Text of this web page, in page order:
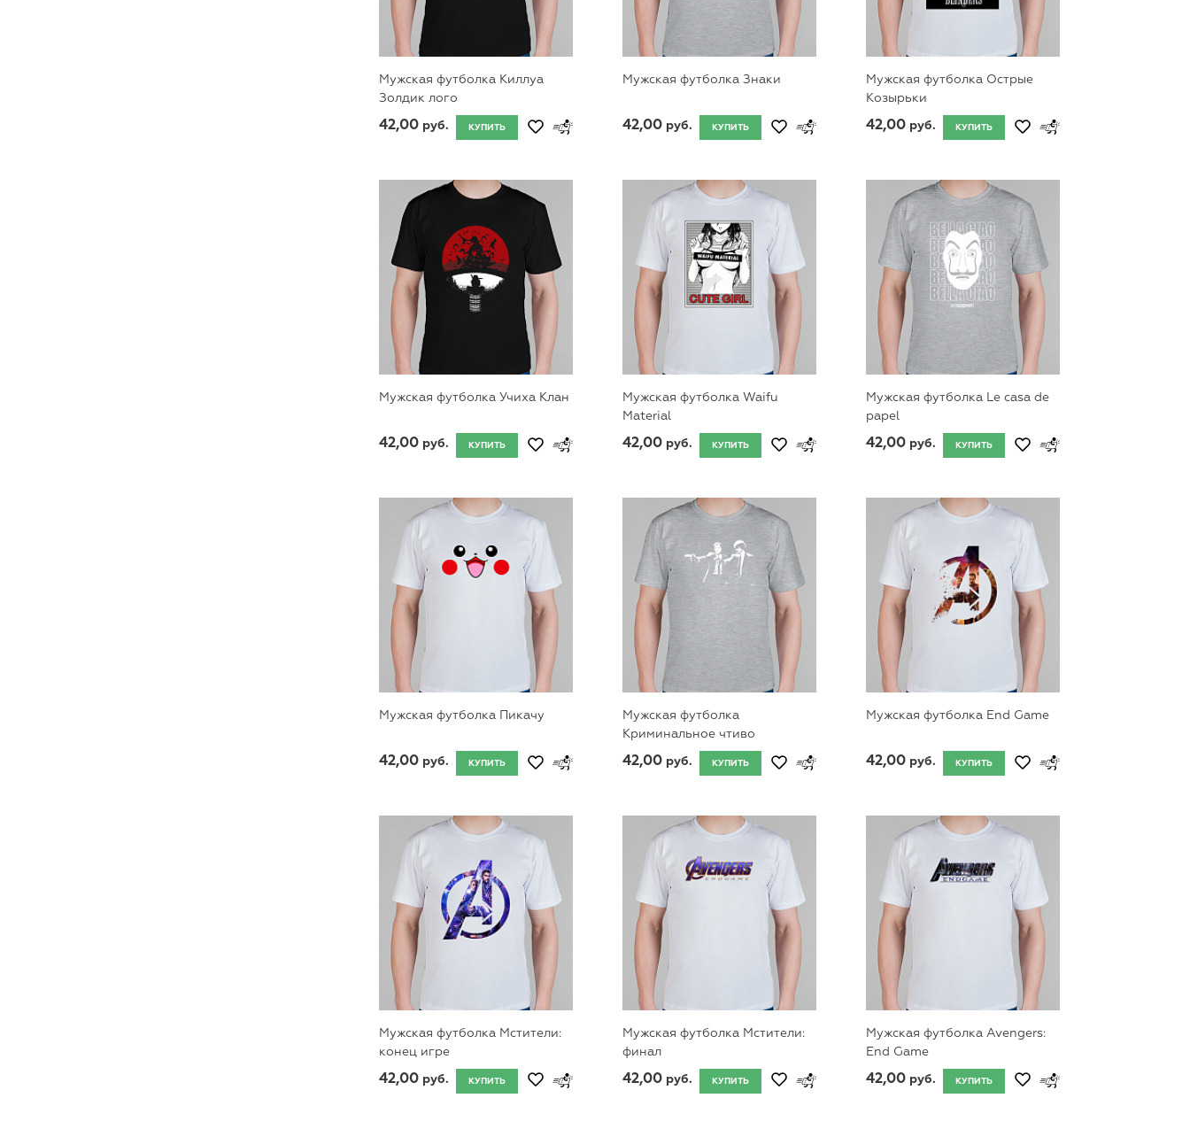
Мужская футболка Киллуа
Золдик лого
КУПИТЬ
42,00 руб.
Мужская футболка Знаки
КУПИТЬ
42,00 руб.
Мужская футболка Острые
Козырьки
КУПИТЬ
42,00 руб.
Мужская футболка Учиха Клан
КУПИТЬ
42,00 руб.
Мужская футболка Waifu
Material
КУПИТЬ
42,00 руб.
Мужская футболка Le casa de
papel
КУПИТЬ
42,00 руб.
Мужская футболка Пикачу
КУПИТЬ
42,00 руб.
Мужская футболка
Криминальное чтиво
КУПИТЬ
42,00 руб.
Мужская футболка End Game
КУПИТЬ
42,00 руб.
Мужская футболка Мстители:
конец игре
КУПИТЬ
42,00 руб.
Мужская футболка Мстители:
финал
КУПИТЬ
42,00 руб.
Мужская футболка Avengers:
End Game
КУПИТЬ
42,00 руб.